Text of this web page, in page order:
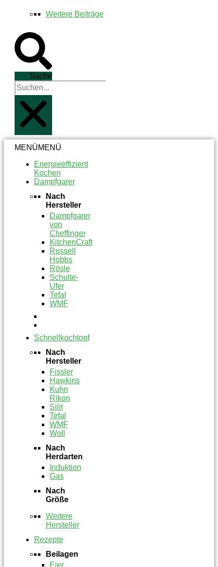
Weitere Beiträge
Suche
MENÜMENÜ
Energieeffizient
Kochen
Dampfgarer
Nach
Hersteller
Dampfgarer
von
Cheffinger
KitchenCraft
Russell
Hobbs
Rösle
Schulte-
Ufer
Tefal
WMF
Schnellkochtopf
Nach
Hersteller
Fissler
Hawkins
Kuhn
Rikon
Silit
Tefal
WMF
Woll
Nach
Herdarten
Induktion
Gas
Nach
Größe
Weitere
Hersteller
Rezepte
Beilagen
Eier